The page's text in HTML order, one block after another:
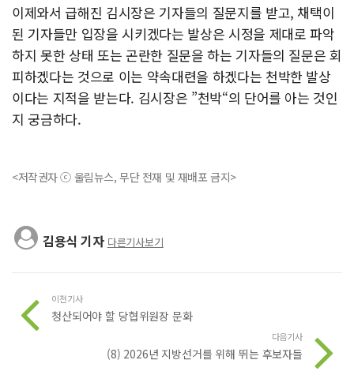
이제와서 급해진 김시장은 기자들의 질문지를 받고, 채택이
된 기자들만 입장을 시키겠다는 발상은 시정을 제대로 파악
하지 못한 상태 또는 곤란한 질문을 하는 기자들의 질문은 회
피하겠다는 것으로 이는 약속대련을 하겠다는 천박한 발상
이다는 지적을 받는다. 김시장은 ”천박“의 단어를 아는 것인
지 궁금하다.
<저작권자 ⓒ 울림뉴스, 무단 전재 및 재배포 금지>
김용식 기자 다른기사보기
이전기사
청산되어야 할 당협위원장 문화
다음기사
(8) 2026년 지방선거를 위해 뛰는 후보자들